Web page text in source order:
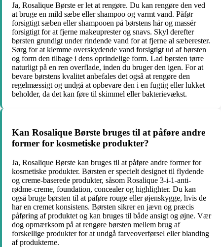
Ja, Rosalique Børste er let at rengøre. Du kan rengøre den ved
at bruge en mild sæbe eller shampoo og varmt vand. Påfør
forsigtigt sæben eller shampooen på børstens hår og massér
forsigtigt for at fjerne makeuprester og snavs. Skyl derefter
børsten grundigt under rindende vand for at fjerne al sæberester.
Sørg for at klemme overskydende vand forsigtigt ud af børsten
og form den tilbage i dens oprindelige form. Lad børsten tørre
naturligt på en ren overflade, inden du bruger den igen. For at
bevare børstens kvalitet anbefales det også at rengøre den
regelmæssigt og undgå at opbevare den i en fugtig eller lukket
beholder, da det kan føre til skimmel eller bakterievækst.
Kan Rosalique Børste bruges til at påføre andre
former for kosmetiske produkter?
Ja, Rosalique Børste kan bruges til at påføre andre former for
kosmetiske produkter. Børsten er specielt designet til flydende
og creme-baserede produkter, såsom Rosalique 3-i-1-anti-
rødme-creme, foundation, concealer og highlighter. Du kan
også bruge børsten til at påføre rouge eller øjenskygge, hvis de
har en cremet konsistens. Børsten sikrer en jævn og præcis
påføring af produktet og kan bruges til både ansigt og øjne. Vær
dog opmærksom på at rengøre børsten mellem brug af
forskellige produkter for at undgå farveoverførsel eller blanding
af produkterne.